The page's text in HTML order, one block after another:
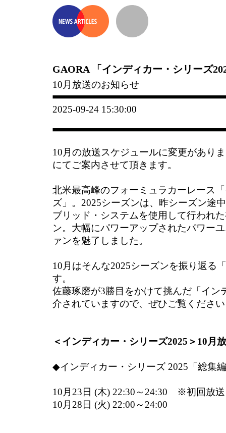
GAORA 「インディカー・シリーズ
10月放送のお知らせ
2025-09-24 15:30:00
10月の放送スケジュールに変更があり
にてご案内させて頂きます。
北米最高峰のフォーミュラカーレース
ズ」。2025シーズンは、昨シーズン途
ブリッド・システムを使用して行われ
ン。大幅にパワーアップされたパワー
ァンを魅了しました。
10月はそんな2025シーズンを振り返る
す。
佐藤琢磨が3勝目をかけて挑んだ「イン
介されていますので、ぜひご覧ください
＜インディカー・シリーズ2025＞10月
◆インディカー・シリーズ 2025「総集
10月23日 (木) 22:30～24:30 ※初回放送
10月28日 (火) 22:00～24:00